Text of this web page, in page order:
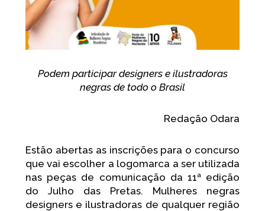
Podem participar designers e ilustradoras
negras de todo o Brasil
Redação Odara
Estão abertas as inscrições para o concurso
que vai escolher a logomarca a ser utilizada
nas peças de comunicação da 11ª edição
do Julho das Pretas. Mulheres negras
designers e ilustradoras de qualquer região